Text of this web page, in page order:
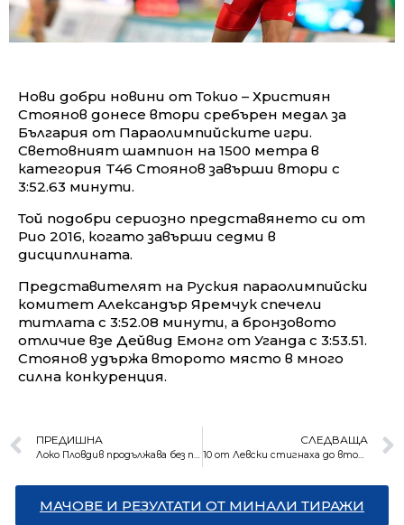
Нови добри новини от Токио – Християн
Стоянов донесе втори сребърен медал за
България от Параолимпийските игри.
Световният шампион на 1500 метра в
категория T46 Стоянов завърши втори с
3:52.63 минути.
Той подобри сериозно представянето си от
Рио 2016, когато завърши седми в
дисциплината.
Представителят на Руския параолимпийски
комитет Александър Яремчук спечели
титлата с 3:52.08 минути, а бронзовото
отличие взе Дейвид Емонг от Уганда с 3:53.51.
Стоянов удържа второто място в много
силна конкуренция.
ПРЕДИШНА
Локо Пловдив продължава без победа в първенството
СЛЕДВАЩА
10 от Левски стигнаха до втори успех в първенството
МАЧОВЕ И РЕЗУЛТАТИ ОТ МИНАЛИ ТИРАЖИ